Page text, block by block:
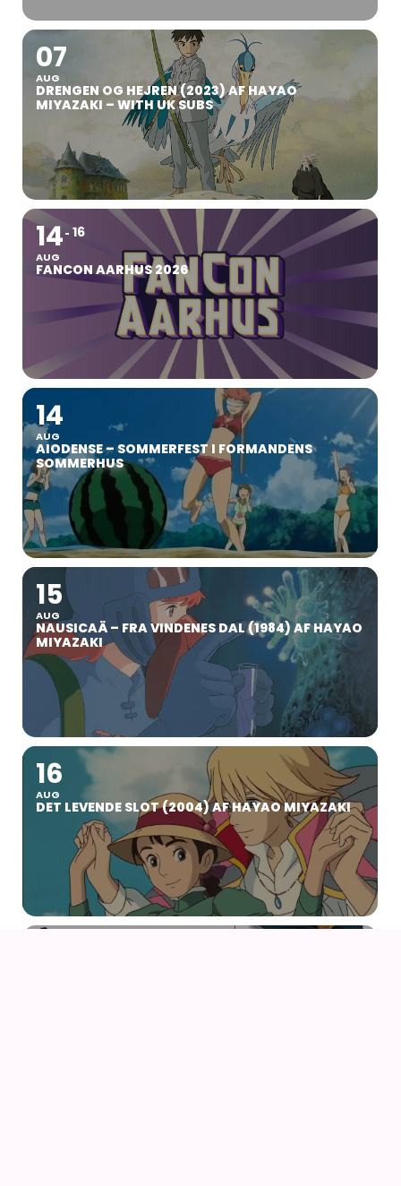
07
AUG
DRENGEN OG HEJREN (2023) AF HAYAO
MIYAZAKI – WITH UK SUBS
14
AUG
16
FANCON AARHUS 2026
14
AUG
AIODENSE – SOMMERFEST I FORMANDENS
SOMMERHUS
15
AUG
NAUSICAÄ – FRA VINDENES DAL (1984) AF HAYAO
MIYAZAKI
16
AUG
DET LEVENDE SLOT (2004) AF HAYAO MIYAZAKI